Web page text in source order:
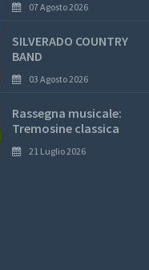
07 Agosto 2026
SILVERADO COUNTRY
BAND
03 Agosto 2026
Rassegna musicale:
Tremosine classica
21 Luglio 2026